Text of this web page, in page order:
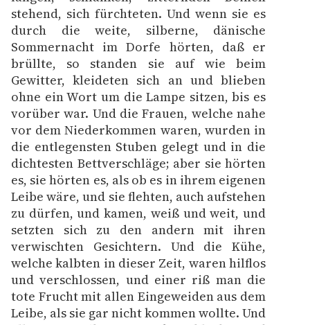
stehend, sich fürchteten. Und wenn sie es
durch die weite, silberne, dänische
Sommernacht im Dorfe hörten, daß er
brüllte, so standen sie auf wie beim
Gewitter, kleideten sich an und blieben
ohne ein Wort um die Lampe sitzen, bis es
vorüber war. Und die Frauen, welche nahe
vor dem Niederkommen waren, wurden in
die entlegensten Stuben gelegt und in die
dichtesten Bettverschläge; aber sie hörten
es, sie hörten es, als ob es in ihrem eigenen
Leibe wäre, und sie flehten, auch aufstehen
zu dürfen, und kamen, weiß und weit, und
setzten sich zu den andern mit ihren
verwischten Gesichtern. Und die Kühe,
welche kalbten in dieser Zeit, waren hilflos
und verschlossen, und einer riß man die
tote Frucht mit allen Eingeweiden aus dem
Leibe, als sie gar nicht kommen wollte. Und